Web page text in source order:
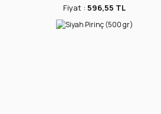
Fiyat : 596,55 TL